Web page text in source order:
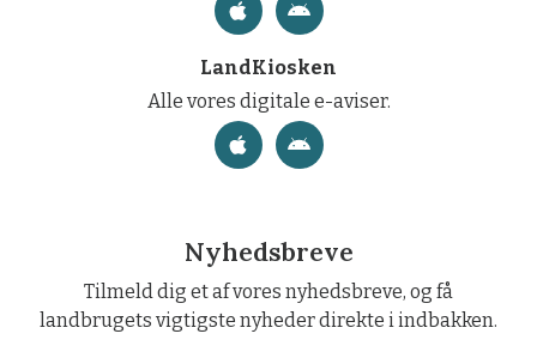
LandKiosken
Alle vores digitale e-aviser.
Nyhedsbreve
Tilmeld dig et af vores nyhedsbreve, og få
landbrugets vigtigste nyheder direkte i indbakken.